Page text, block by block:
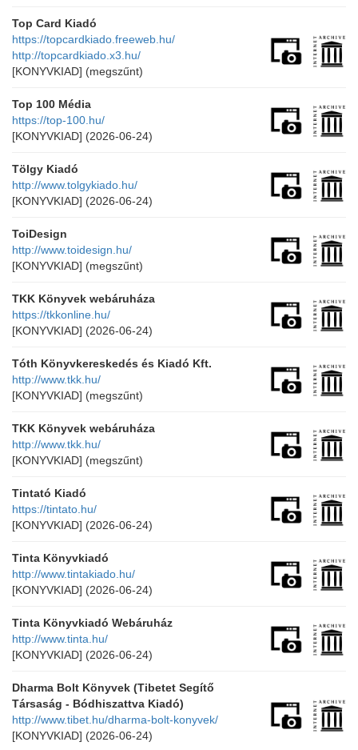
Top Card Kiadó
https://topcardkiado.freeweb.hu/
http://topcardkiado.x3.hu/
[KONYVKIAD] (megszűnt)
Top 100 Média
https://top-100.hu/
[KONYVKIAD] (2026-06-24)
Tölgy Kiadó
http://www.tolgykiado.hu/
[KONYVKIAD] (2026-06-24)
ToiDesign
http://www.toidesign.hu/
[KONYVKIAD] (megszűnt)
TKK Könyvek webáruháza
https://tkkonline.hu/
[KONYVKIAD] (2026-06-24)
Tóth Könyvkereskedés és Kiadó Kft.
http://www.tkk.hu/
[KONYVKIAD] (megszűnt)
TKK Könyvek webáruháza
http://www.tkk.hu/
[KONYVKIAD] (megszűnt)
Tintató Kiadó
https://tintato.hu/
[KONYVKIAD] (2026-06-24)
Tinta Könyvkiadó
http://www.tintakiado.hu/
[KONYVKIAD] (2026-06-24)
Tinta Könyvkiadó Webáruház
http://www.tinta.hu/
[KONYVKIAD] (2026-06-24)
Dharma Bolt Könyvek (Tibetet Segítő
Társaság - Bódhiszattva Kiadó)
http://www.tibet.hu/dharma-bolt-konyvek/
[KONYVKIAD] (2026-06-24)